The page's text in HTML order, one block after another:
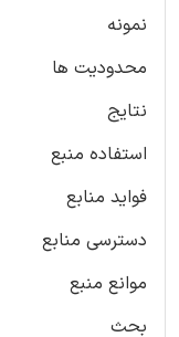
نمونه
محدودیت ها
نتایج
استفاده منبع
فواید منابع
دسترسی منابع
موانع منبع
بحث